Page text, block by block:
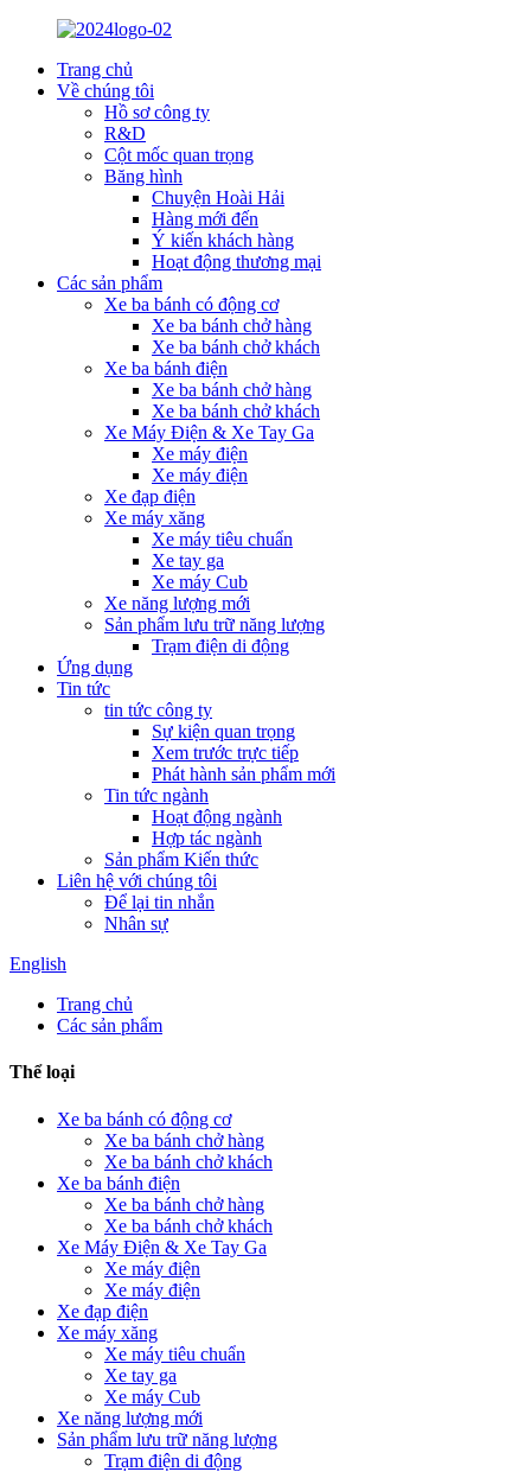
Trang chủ
Về chúng tôi
Hồ sơ công ty
R&D
Cột mốc quan trọng
Băng hình
Chuyện Hoài Hải
Hàng mới đến
Ý kiến ​​khách hàng
Hoạt động thương mại
Các sản phẩm
Xe ba bánh có động cơ
Xe ba bánh chở hàng
Xe ba bánh chở khách
Xe ba bánh điện
Xe ba bánh chở hàng
Xe ba bánh chở khách
Xe Máy Điện & Xe Tay Ga
Xe máy điện
Xe máy điện
Xe đạp điện
Xe máy xăng
Xe máy tiêu chuẩn
Xe tay ga
Xe máy Cub
Xe năng lượng mới
Sản phẩm lưu trữ năng lượng
Trạm điện di động
Ứng dụng
Tin tức
tin tức công ty
Sự kiện quan trọng
Xem trước trực tiếp
Phát hành sản phẩm mới
Tin tức ngành
Hoạt động ngành
Hợp tác ngành
Sản phẩm Kiến thức
Liên hệ với chúng tôi
Để lại tin nhắn
Nhân sự
English
Trang chủ
Các sản phẩm
Thể loại
Xe ba bánh có động cơ
Xe ba bánh chở hàng
Xe ba bánh chở khách
Xe ba bánh điện
Xe ba bánh chở hàng
Xe ba bánh chở khách
Xe Máy Điện & Xe Tay Ga
Xe máy điện
Xe máy điện
Xe đạp điện
Xe máy xăng
Xe máy tiêu chuẩn
Xe tay ga
Xe máy Cub
Xe năng lượng mới
Sản phẩm lưu trữ năng lượng
Trạm điện di động